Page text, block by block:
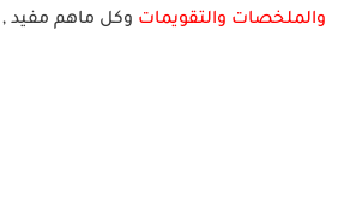
والملخصات والتقويمات وكل ماهم مفيد ,